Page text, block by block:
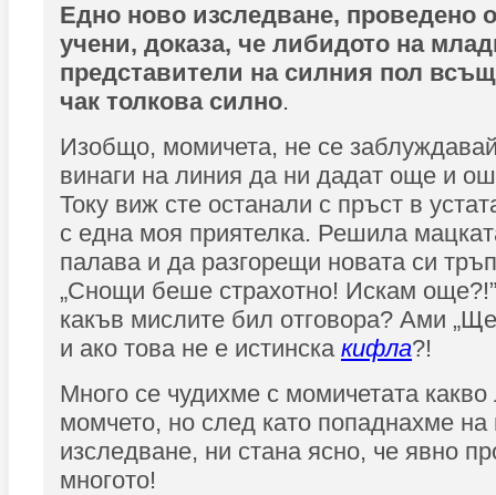
Едно ново изследване, проведено
учени, доказа, че либидото на
представители на силния пол
чак толкова силно.
Изобщо, момичета, не се
винаги на линия да ни дадат още и
Току виж сте останали с пръст в
с една моя приятелка. Решила
палава и да разгорещи новата си
„Снощи беше страхотно! Искам
какъв мислите бил отговора? Ами
и ако това не е истинска кифла?!
Много се чудихме с момичетата
момчето, но след като попаднахме на
изследване, ни стана ясно, че явно
многото!